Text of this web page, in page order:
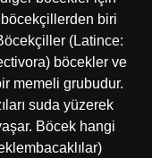
biri
(Latince:
böcekler ve
memeli grubudur.
suda yüzerek
Böcek hangi